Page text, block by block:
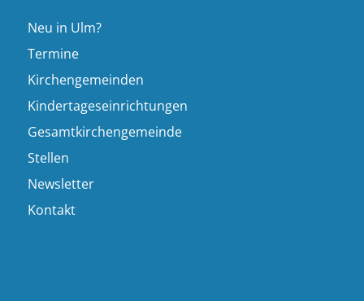
Neu in Ulm?
Termine
Kirchengemeinden
Kindertageseinrichtungen
Gesamtkirchengemeinde
Stellen
Newsletter
Kontakt